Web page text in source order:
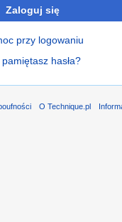
Zaloguj się
przy logowaniu
pamiętasz hasła?
O Technique.pl